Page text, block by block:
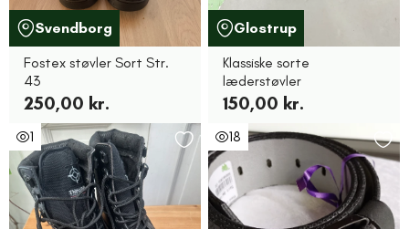
Svendborg
Fostex støvler Sort Str.
43
250,00 kr.
Glostrup
Klassiske sorte
læderstøvler
150,00 kr.
1 18